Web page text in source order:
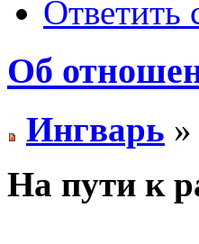
Ответить
Об
Ингварь
На пути к